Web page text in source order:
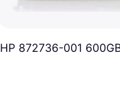
HP 872736-001